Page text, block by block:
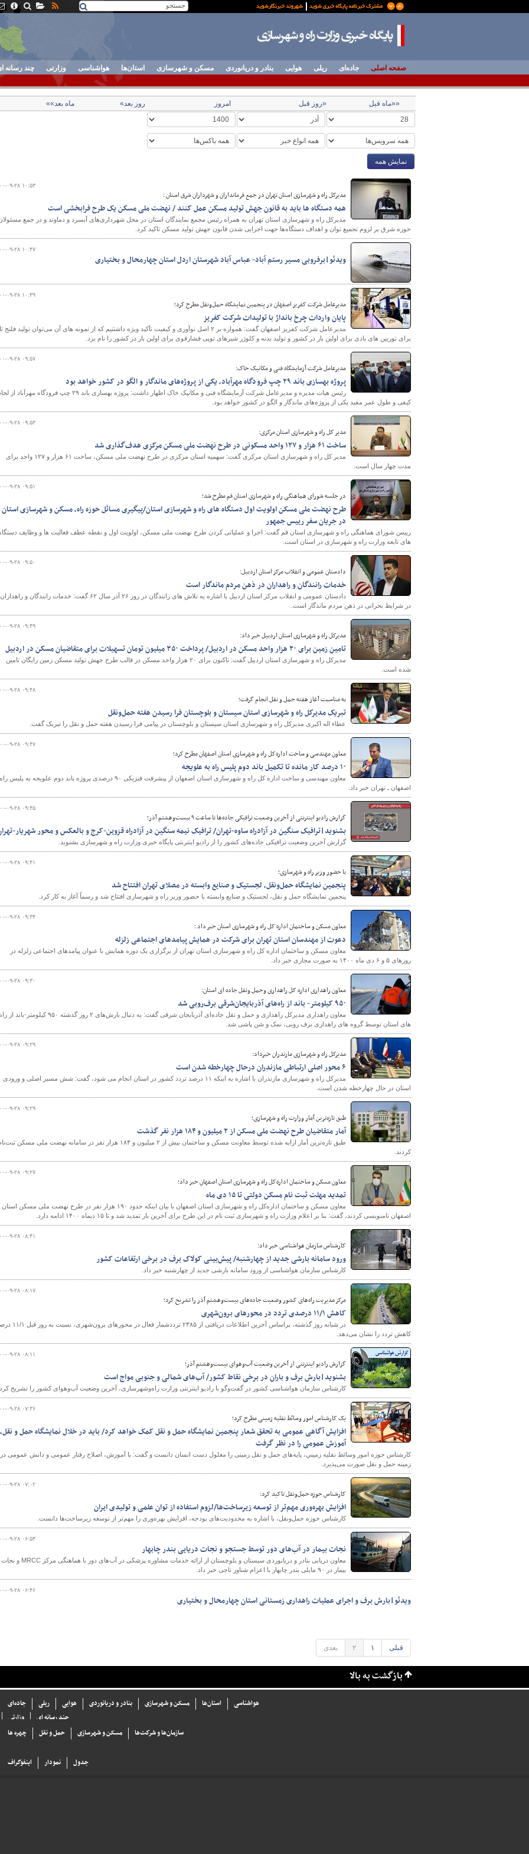
پایگاه خبری وزارت راه و
شهرسازی
صفحه اصلی جاده‌ای ریلی هوایی بنادر و دریانوردی مسکن و شهرسازی استان‌ها هواشناسی وزارتی چند رسانه
««ماه قبل «روز قبل امروز روز بعد» ماه بعد»»
نمایش همه
۱۴۰۰-۰۹-۲۸
مدیرکل راه و شهرسازی استان تهران در جمع فرمانداران و شهرداران شرق استان :
همه دستگاه ها باید به قانون جهش تولید مسکن عمل کنند / نهضت ملی مسکن یک طرح فرابخشی است
مدیرکل راه و شهرسازی استان تهران به همراه رئیس مجمع نمایندگان استان در محل شهرداری‌های آبسرد و دماوند و در جمع
حوزه شرق بر لزوم تجمیع توان و اهداف دستگاه‌ها جهت اجرایی شدن قانون جهش تولید مسکن تاکید کرد.
۱۴۰۰-۰۹-۲۸
ویدئو|برفروبی مسیر رستم آباد- عباس آباد شهرستان اردل استان چهارمحال و بختیاری
۱۴۰۰-۰۹-۲۸
مدیرعامل شرکت کفریز اصفهان در پنجمین نمایشگاه حمل‌و‌نقل مطرح کرد؛
پایان واردات چرخ بانداژ با تولیدات شرکت کفریز
مدیرعامل شرکت کفریز اصفهان گفت: همواره بر ۲ اصل نوآوری و کیفیت تأکید ویژه داشتتیم که از نمونه‌ های آن می‌توان تولید فلنج
برای توربین‌ های بادی برای اولین‌ بار در کشور و تولید بدنه و کلوژر شیرهای توپی فشارقوی برای اولین‌ بار در کشور را نام برد.
۱۴۰۰-۰۹-۲۸
مدیرعامل شرکت آزمایشگاه فنی و مکانیک خاک:
پروژه بهسازی باند ۲۹ چپ فرودگاه مهرآباد، یکی از پروژه‌های ماندگار و الگو در کشور خواهد بود
رئیس هیات مدیره و مدیرعامل شرکت آزمایشگاه فنی و مکانیک خاک اظهار داشت: پروژه بهسازی باند ۲۹ چپ فرودگاه مهرآباد
کیفی و طول عمر مفید یکی از پروژه‌های ماندگار و الگو در کشور خواهد بود.
۱۴۰۰-۰۹-۲۸
مدیر کل راه و شهرسازی استان مرکزی:
ساخت ۶۱ هزار و ۱۲۷ واحد مسکونی در طرح نهضت ملی‌ مسکن مرکزی هدف‌گذاری شد
مدیر کل راه و شهرسازی استان مرکزی گفت: سهمیه استان مرکزی در طرح نهضت ملی مسکن، ساخت ۶۱ هزار و ۱۲۷ واحد برای
مدت چهار سال است.
۱۴۰۰-۰۹-۲۸
در جلسه شورای هماهنگی راه و شهرسازی استان قم مطرح شد؛
طرح نهضت ملی مسکن اولویت اول دستگاه های راه و شهرسازی استان/پیگیری مسائل حوزه راه، مسکن و شهرسازی استان
در جریان سفر رییس جمهور
رییس شورای هماهنگی راه و شهرسازی استان قم گفت: اجرا و عملیاتی کردن طرح نهضت ملی مسکن، اولویت اول و نقطه عطف فعالیت ها و وظایف
های تابعه وزارت راه و شهرسازی در استان است.
۱۴۰۰-۰۹-۲۸
دادستان عمومی و انقلاب مرکز استان اردبیل:
خدمات رانندگان و راهداران در ذهن مردم ماندگار است
دادستان عمومی و انقلاب مرکز استان اردبیل با اشاره به تلاش های رانندگان در روز ۲۶ آذر سال ۶۲ گفت: خدمات رانندگان و راهداران
در شرایط بحرانی در ذهن مردم ماندگار است.
۱۴۰۰-۰۹-۲۸
مدیرکل راه و شهرسازی استان اردبیل خبر داد:
تامین زمین برای ۲۰ هزار واحد مسکن در اردبیل/ پرداخت ۳۵۰ میلیون تومان تسهیلات برای متقاضیان مسکن در اردبیل
مدیرکل راه و شهرسازی استان اردبیل گفت: تاکنون برای ۲۰ هزار واحد مسکن در قالب طرح جهش تولید مسکن زمین رایگان تامین
شده است.
۱۴۰۰-۰۹-۲۸
به مناسبت آغاز هفته حمل و نقل انجام گرفت؛
تبریک مدیرکل راه و شهرسازی استان سیستان و بلوچستان فرا رسیدن هفته حمل‌و‌نقل
عطاء اله اکبری مدیرکل راه و شهرسازی استان سیستان و بلوچستان در پیامی فرا رسیدن هفته حمل و نقل را تبریک گفت.
۱۴۰۰-۰۹-۲۸
معاون مهندسی و ساخت اداره‌کل راه و شهرسازی استان اصفهان مطرح کرد؛
۱۰ درصد کار مانده تا تکمیل باند دوم پلیس راه به علویجه
معاون مهندسی و ساخت اداره کل راه و شهرسازی استان اصفهان از پیشرفت فیزیکی ۹۰ درصدی پروژه باند دوم علویجه به پلیس راه
اصفهان ـ تهران خبر داد.
۱۴۰۰-۰۹-۲۸
گزارش رادیو اینترنتی از آخرین وضعیت ترافیکی جاده‌ها تا ساعت ۹ بیست‌وهشتم آذر؛
بشنوید|ترافیک سنگین در آزادراه ساوه-تهران/ ترافیک نیمه سنگین در آزادراه قزوین-کرج و بالعکس و محور شهریار-
گزارش آخرین وضعیت ترافیکی جاده‌های کشور را از رادیو اینترنتی پایگاه خبری وزارت راه و شهرسازی بشنوید.
۱۴۰۰-۰۹-۲۸
با حضور وزیر راه و شهرسازی؛
پنجمین نمایشگاه حمل‌و‌نقل، لجستیک و صنایع وابسته در مصلای تهران افتتاح شد
پنجمین نمایشگاه حمل و نقل، لجستیک و صنایع وابسته با حضور وزیر راه و شهرسازی افتتاح شد و رسماً آغاز به کار کرد.
۱۴۰۰-۰۹-۲۸
معاون مسکن و ساختمان اداره کل راه و شهرسازی استان خبر داد :
دعوت از مهندسان استان تهران برای شرکت در همایش پیامدهای اجتماعی زلزله
معاون مسکن و ساختمان اداره کل راه و شهرسازی استان تهران از برگزاری یک دوره همایش با عنوان پیامدهای اجتماعی زلزله در
روزهای ۵ و ۶ دی ماه ۱۴۰۰ به صورت مجازی خبر داد.
۱۴۰۰-۰۹-۲۸
معاون راهداری اداره کل راهداری وحمل ونقل جاده ای استان:
۹۵۰ کیلومتر- باند از راه‌های آذربایجان‌شرقی برف‌روبی شد
معاون راهداری مدیرکل راهداری و حمل و نقل جاده‌ای آذربایجان شرقی گفت: به دنبال بارش‌های ۲ روز گذشته ۹۵۰ کیلومتر-باند
های استان توسط گروه های راهداری برف روبی‌، نمک و شن پاشی شد.
۱۴۰۰-۰۹-۲۸
مدیرکل راه و شهرسازی مازندران خبرداد:
۶ محور اصلی ارتباطی مازندران درحال چهارخطه شدن است
مدیرکل راه و شهرسازی مازندران با اشاره به اینکه ۱۱ درصد تردد کشور در استان انجام می شود، گفت: شش مسیر اصلی و ورودی
استان در حال چهارخطه شدن است.
۱۴۰۰-۰۹-۲۸
طبق تازه‌ترین آمار وزارت راه و شهرسازی؛
آمار متقاضیان طرح نهضت ملی مسکن از ۲ میلیون و ۱۸۴ هزار نفر گذشت
طبق تازه‌ترین آمار ارایه شده توسط معاونت مسکن و ساختمان بیش از ۲ میلیون و ۱۸۴ هزار نفر در سامانه نهضت ملی مسکن
کردند.
۱۴۰۰-۰۹-۲۸
معاون مسکن و ساختمان اداره‌کل راه و شهرسازی استان اصفهان خبر داد؛
تمدید مهلت ثبت نام مسکن دولتی تا ۱۵ دی ماه
معاون مسکن و ساختمان اداره‌کل راه و شهرسازی استان اصفهان با بیان اینکه حدود ۱۹۰ هزار نفر در طرح نهضت ملی مسکن استان
اصفهان نامنویسی کردند، گفت: بنا بر اعلام وزارت راه و شهرسازی ثبت نام در این طرح برای آخرین بار تمدید شد و تا ۱۵ دیماه ۱۴۰۰ ادامه دارد.
۱۴۰۰-۰۹-۲۸
کارشناس سازمان هواشناسی خبر داد:
ورود سامانه بارشی جدید از چهارشنبه/ پیش‌بینی کولاک برف در برخی ارتفاعات کشور
کارشناس سازمان هواشناسی از ورود سامانه بارشی جدید از چهارشنبه خبر داد.
۱۴۰۰-۰۹-۲۸
مرکز مدیریت راه‌های کشور وضعیت جاده‌های بیست‌وهشتم آذر را تشریح کرد؛
کاهش ۱۱/۱ درصدی تردد در محورهای برون‌شهری
در شبانه ‌روز گذشته، براساس آخرین اطلاعات دریافتی از ۲۳۸۵ ترددشمار فعال در محورهای
کاهش تردد را نشان می‌دهد.
۱۴۰۰-۰۹-۲۸
گزارش رادیو اینترنتی از آخرین وضعیت آب‌‌و‌‌‌هوای بیست‌وهشتم آذر؛
بشنوید|بارش برف و باران در برخی نقاط کشور/ آب‌های شمالی و جنوبی مواج است
کارشناس سازمان هواشناسی کشور در گفت‌وگو با رادیو اینترنتی وزارت راه‌وشهرسازی، آخرین وضعیت آب‌و‌هوای کشور را تشریح کرد.
۱۴۰۰-۰۹-۲۸
یک کارشناس امور وسائط نقليه زمینی مطرح کرد؛
افزایش آگاهی عمومی به تحقق شعار پنجمین نمایشگاه حمل و نقل کمک خواهد کرد/ باید در خلال نمایشگاه‌ حمل و نقل،
آموزش عمومی را در نظر گرفت
کارشناس حوزه امور وسائط نقليه زمیني، پایه‌های حمل و نفل زمینی را معلول دست انسان دانست و گفت: با آموزش، اصلاح رفتار عمومی و دانش عمومی در
زمینه حمل و نقل صورت می‌پذیرد.
۱۴۰۰-۰۹-۲۸
کارشناس حوزه حمل‌ونقل تاکید کرد:
افزایش بهره‌وری مهم‌تر از توسعه زیرساخت‌ها/لزوم استفاده از توان علمی و تولیدی ایران
کارشناس حوزه حمل‌ونقل، با اشاره به محدودیت‌های بودجه، افزایش بهره‌وری را مهم‌تر از توسعه زیرساخت‌ها دانست.
۱۴۰۰-۰۹-۲۸
نجات بیمار در آب‌های دور توسط جستجو و نجات دریایی بندر چابهار
معاون دریایی بنادر و دریانوردی سیستان و بلوچستان از ارائه خدمات مشاوره پزشکی در آب‌های دور با هماهنگی مرکز MRCC و نجات
بیمار در ۹۰ مایلی بندر چابهار با اعزام شناور ناجی خبر داد.
۱۴۰۰-۰۹-۲۸
ویدئو|بارش برف و اجرای عملیات راهداری زمستانی استان چهارمحال و بختیاری
قبلی ۱ ۲ بعدی
بازگشت به بالا
جاده‌ای ریلی هوایی بنادر و دریانوردی مسکن و شهرسازی استان‌ها
هواشناسی
وزارتی
چند رسانه ای
چهره ها حمل و نقل مسکن و شهرسازی سازما‌ن‌ها و شركت‌ها
اینفوگراف نمودار جدول